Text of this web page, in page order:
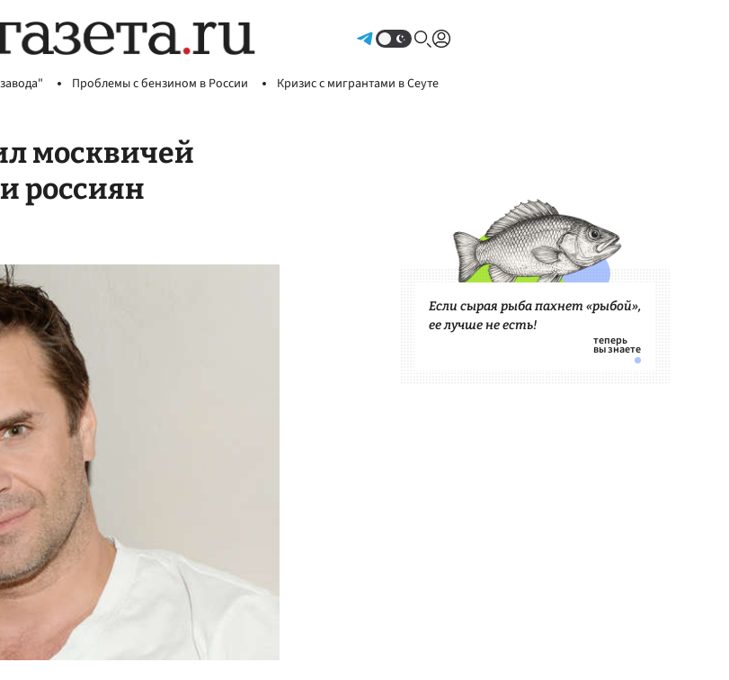
Проблемы с бензином в России Кризис с мигрантами в Сеуте
москвичей
россиян
Если сырая рыба пахнет «рыбой»,
ее лучше не есть!